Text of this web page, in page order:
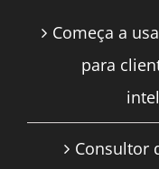
Começa a
para
Consultor